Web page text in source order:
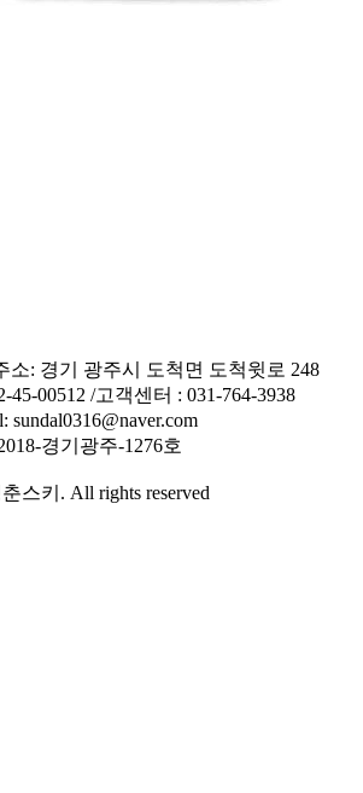
소: 경기 광주시 도척면 도척윗로 248
00512 /고객센터 : 031-764-3938
경기광주-1276호
스키. All rights reserved